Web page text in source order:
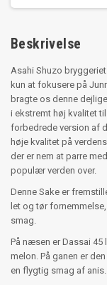
Beskrivelse
Asahi Shuzo
kun at fokusere på
bragte os denne
i ekstremt høj kvalitet
forbedrede version af
høje kvalitet på
der er nem at parre
populær verden over.
Denne Sake er
let og tør
smag.
På næsen er Dassai
melon. På ganen er
en flygtig smag af